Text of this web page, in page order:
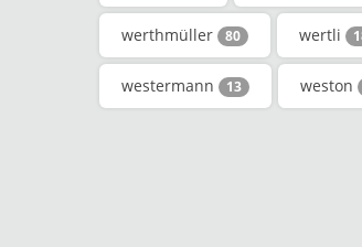
werthmüller 80 wertli
westermann 13 weston